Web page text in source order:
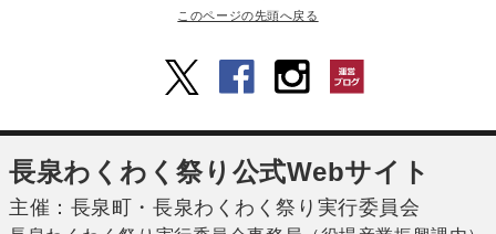
このページの先頭へ戻る
長泉わくわく祭り公式Webサイト
主催：長泉町・長泉わくわく祭り実行委員会